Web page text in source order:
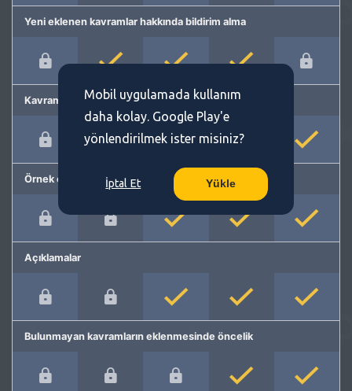
Yeni eklenen kavramlar hakkında bildirim alma
Kavram önerme
Örnek cümleler
Açıklamalar
Bulunmayan kavramların eklenmesinde öncelik
Mobil uygulamada kullanım
daha kolay. Google Play'e
yönlendirilmek ister misiniz?
İptal Et Yükle